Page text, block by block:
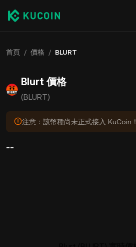
首頁 / 價格 / BLURT
Blurt 價格
(BLURT)
注意：該幣種尚未正式接入 KuCoin！
--